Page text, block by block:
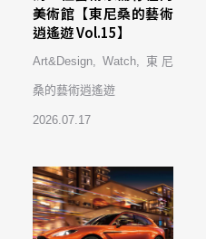
美術館【東尼桑的藝術
逍遙遊 Vol.15】
Art&Design,Watch 東尼
桑的藝術逍遙遊
2026.07.17